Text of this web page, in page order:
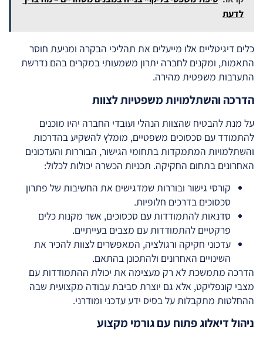
לדעת
כלים דיגיטליים אלו מייעלים את תהליכי הבקרה ומניעת חוסר
התאמות, ומקנים לחברה יתרון משמעותי במקרים בהם נדרשת
התערבות משפטית מהירה.
הדרכה והשתלמויות משפטיות לצוות
על מנת להבטיח שהצוות הנהלי ועובדי החברה יהיו מוכנים
להתמודד עם סכסוכים משפטיים, מומלץ להשקיע בהדרכות
והשתלמויות המתמקדות בתחומי הגישור, הבוררות והעדכונים
האחרונים בתחום החקיקה. תכניות הכשרה יכולות לכלול:
קורסי גישור ובוררות שמדגישים את החשיבות של פתרון
סכסוכים בדרכים חלופיות.
סדנאות להתמודדות עם סכסוכים, אשר מקנות כלים
פרקטיים להתמודדות עם מצבים בעייתיים.
עדכוני חקיקה ורגולציה, המאפשרים לצוות להכיר את
השינויים האחרונים ולהתכונן בהתאם.
הדרכה מתמשכת לא רק מעצימה את יכולת ההתמודדות עם
מצבי קונפליקט, אלא גם יוצרת סביבת עבודה מקצועית שבה
ההחלטות מתקבלות על בסיס ידע עדכני ומודרני.
ניהול דיאלוג פתוח עם גורמי מקצוע